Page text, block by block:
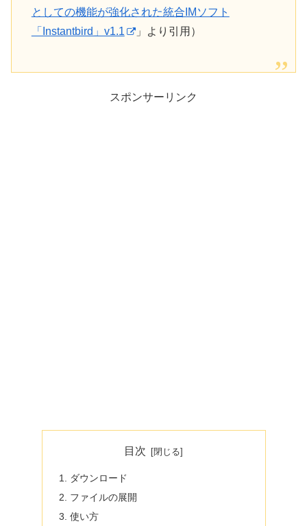
としての機能が強化された統合IMソフト
「Instantbird」v1.1
」より引用）
スポンサーリンク
目次
ダウンロード
ファイルの展開
使い方